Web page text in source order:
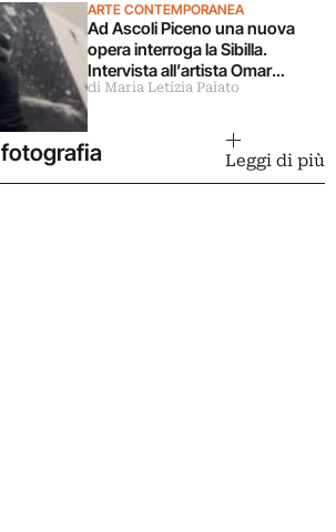
ARTE CONTEMPORANEA
Ad Ascoli Piceno una nuova
opera interroga la Sibilla.
Intervista all’artista Omar
Galliani
di Maria Letizia Paiato
Leggi di più